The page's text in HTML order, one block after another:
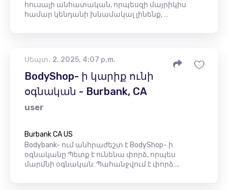
հուսալի անհատական, որպեսզի մայրիկիս
համար կենդանի խնամակալ լինենք, …
Սեպտ․ 2, 2025, 4:07 p.m.
BodyShop- ի կարիք ունի
օգնական - Burbank, CA
user
Burbank CA US
Bodybank- ում անհրաժեշտ է BodyShop- ի
օգնականը Պետք է ունենա փորձ, որպես
մարմնի օգնական: Պահանջվում է փորձ:...